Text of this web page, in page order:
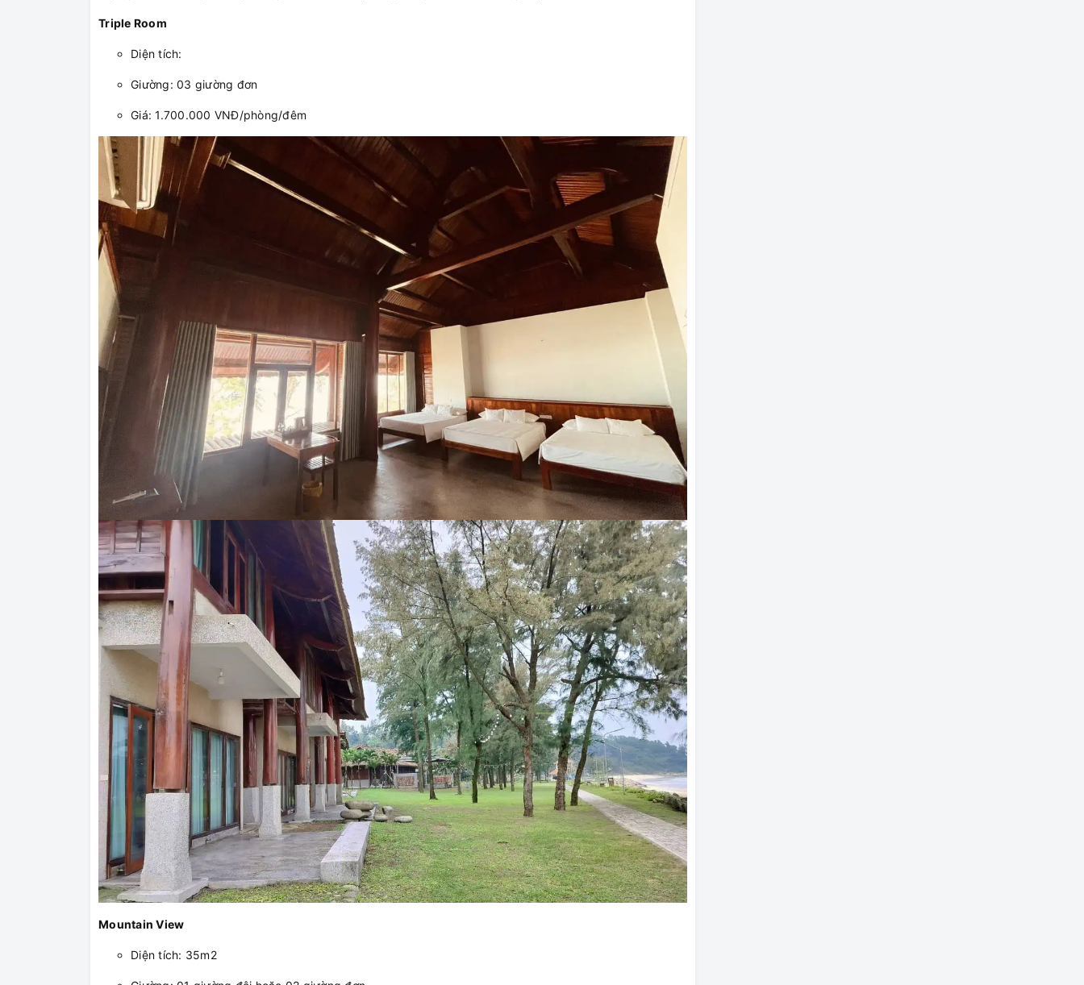
Triple Room
Diện tích:
Giường: 03 giường đơn
Giá: 1.700.000 VNĐ/phòng/đêm
Mountain View
Diện tích: 35m2